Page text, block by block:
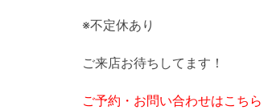
※不定休あり
ご来店お待ちしてます！
ご予約・お問い合わせはこちら